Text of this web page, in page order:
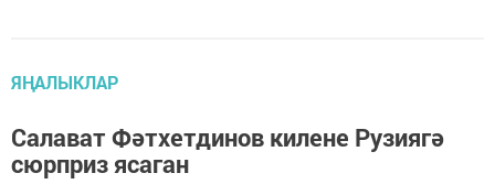
ЯҢАЛЫКЛАР
Салават Фәтхетдинов килене Рузиягә
сюрприз ясаган